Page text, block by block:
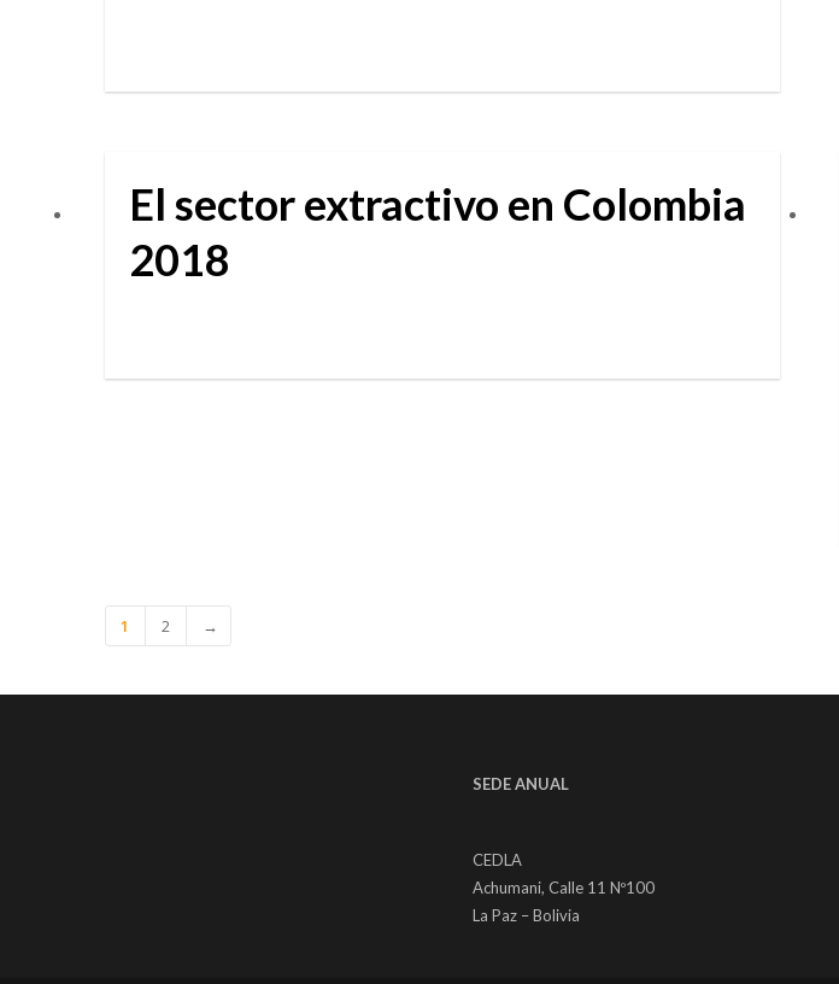
El sector extractivo en Colombia
2018
1 2 →
SEDE ANUAL
CEDLA
Achumani, Calle 11 Nº100
La Paz – Bolivia